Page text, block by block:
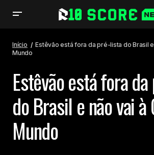
Início
Estêvão está fora da pré-lista do Brasil
Mundo
Estêvão está fora
do Brasil e não vai à
Mundo